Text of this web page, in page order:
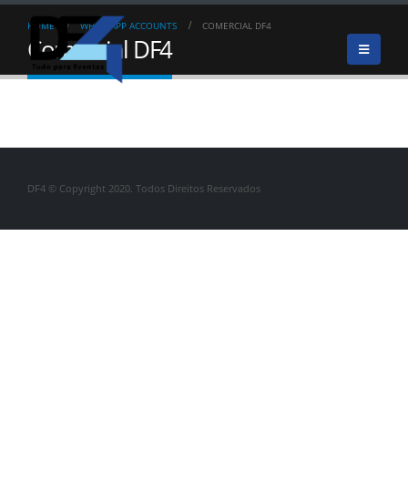
HOME WHATSAPP ACCOUNTS COMERCIAL DF4
Comercial DF4
DF4 © Copyright 2020. Todos Direitos Reservados